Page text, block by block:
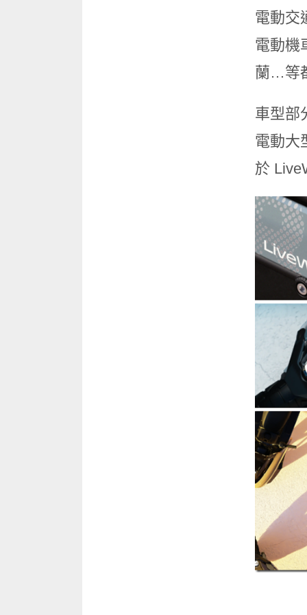
電動交
電動機
蘭…等
車型部
電動大
於